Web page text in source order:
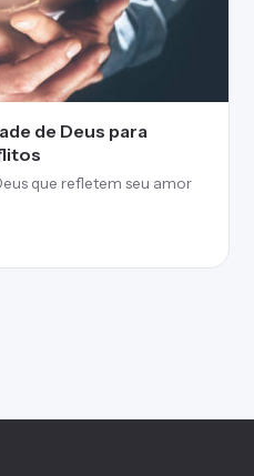
de Deus para
que refletem seu amor